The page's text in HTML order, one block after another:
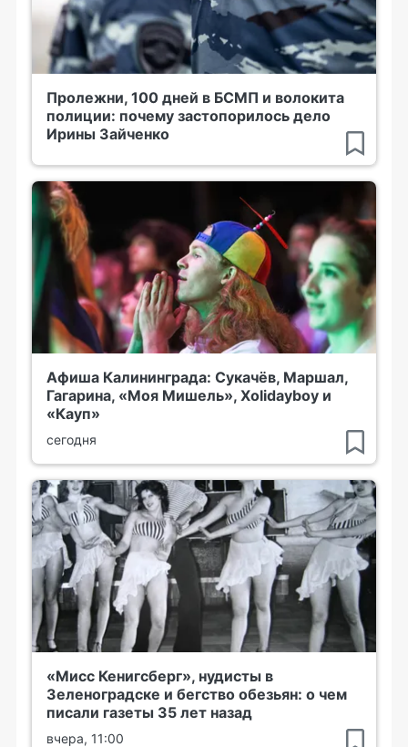
Пролежни, 100 дней в БСМП и волокита
полиции: почему застопорилось дело
Ирины Зайченко
Афиша Калининграда: Сукачёв, Маршал,
Гагарина, «Моя Мишель», Xolidayboy и
«Кауп»
сегодня
«Мисс Кенигсберг», нудисты в
Зеленоградске и бегство обезьян: о чем
писали газеты 35 лет назад
вчера, 11:00